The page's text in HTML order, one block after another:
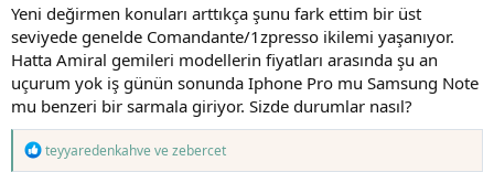
Yeni değirmen konuları arttıkça şunu fark ettim bir üst
seviyede genelde Comandante/1zpresso ikilemi yaşanıyor.
Hatta Amiral gemileri modellerin fiyatları arasında şu an
uçurum yok iş günün sonunda Iphone Pro mu Samsung Note
mu benzeri bir sarmala giriyor. Sizde durumlar nasıl?
T
teyyaredenkahve ve zebercet